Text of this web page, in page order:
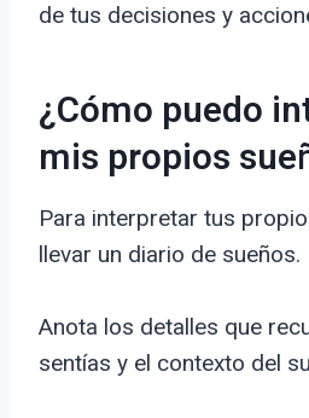
de tus decisiones y
¿Cómo puedo
mis propios
Para interpretar tus
llevar un diario de sueños.
Anota los detalles que
sentías y el contexto del